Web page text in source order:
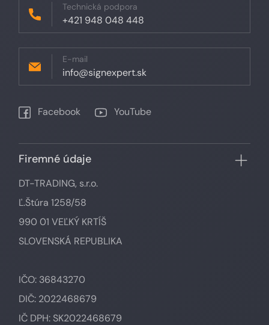
Technická podpora
+421 948 048 448
E-mail
info@signexpert.sk
Facebook YouTube
Firemné údaje
DT-TRADING, s.r.o.
Ľ.Štúra 1258/58
990 01 VEĽKÝ KRTÍŠ
SLOVENSKÁ REPUBLIKA
IČO: 36843270
DIČ: 2022468679
IČ DPH: SK2022468679